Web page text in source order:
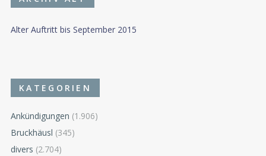
Alter Auftritt bis September 2015
KATEGORIEN
Ankündigungen (1.906)
Bruckhäusl (345)
divers (2.704)